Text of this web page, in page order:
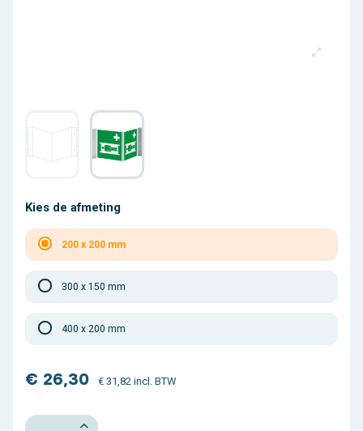
Kies de afmeting
200 x 200 mm
300 x 150 mm
400 x 200 mm
€ 26,30 € 31,82 incl. BTW